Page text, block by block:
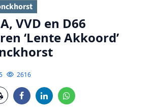
VVD en D66
‘Lente Akkoord’
2616